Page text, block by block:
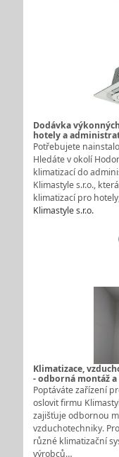
Dodávka
hotely a
Potřebujete
Hledáte v okolí
klimatizací do
Klimastyle s.r.o.,
klimatizací pro
Klimastyle s.r.o.
Klimatizace,
- odborná montáž a
Poptáváte zařízení
oslovit firmu
zajišťuje odbornou
vzduchotechniky.
různé klimatizační
výrobců…